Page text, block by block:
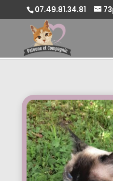
07.49.81.34.81